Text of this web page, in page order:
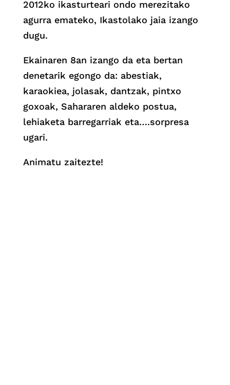
2012ko ikasturteari ondo merezitako
agurra emateko, Ikastolako jaia izango
dugu.
Ekainaren 8an izango da eta bertan
denetarik egongo da: abestiak,
karaokiea, jolasak, dantzak, pintxo
goxoak, Sahararen aldeko postua,
lehiaketa barregarriak eta….sorpresa
ugari.
Animatu zaitezte!